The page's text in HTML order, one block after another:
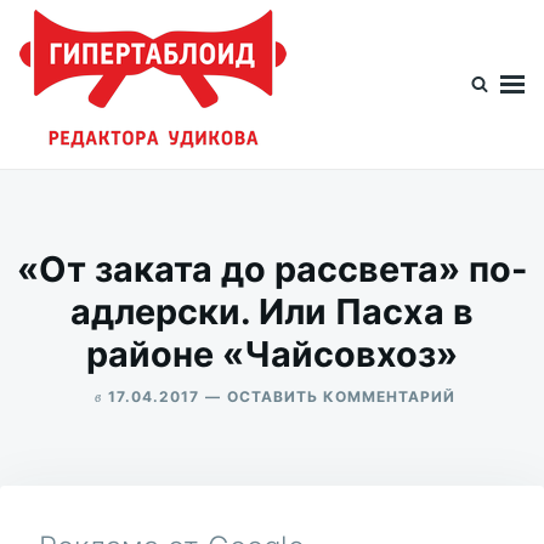
Перейти
содержимому
Искать:
«От заката до рассвета» по-
адлерски. Или Пасха в
районе «Чайсовхоз»
в 17.04.2017 ОСТАВИТЬ КОММЕНТАРИЙ